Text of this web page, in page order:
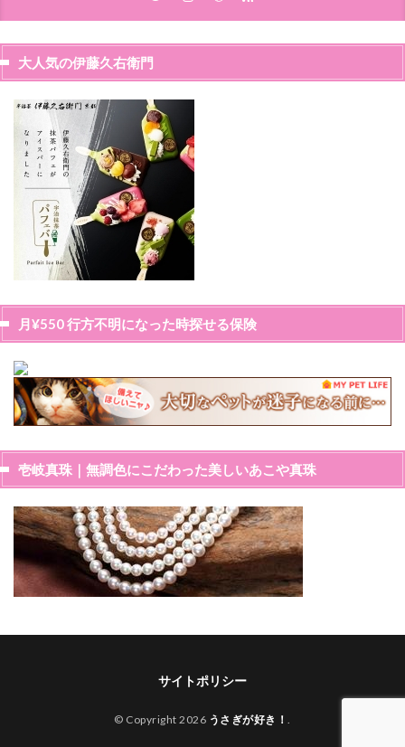
大人気の伊藤久右衛門
月¥550 行方不明になった時探せる保険
壱岐真珠｜無調色にこだわった美しいあこや真珠
サイトポリシー
© Copyright 2026 うさぎが好き！